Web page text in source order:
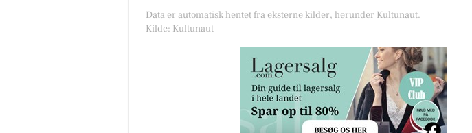
Data er automatisk hentet fra eksterne kilder, herunder Kultunaut.
Kilde: Kultunaut